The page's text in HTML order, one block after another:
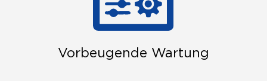
Vorbeugende Wartung